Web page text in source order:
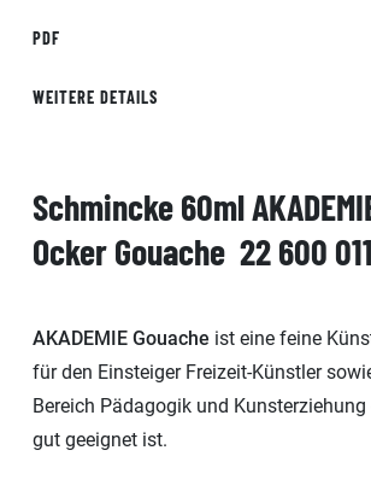
PDF
WEITERE DETAILS
Schmincke 60ml
Ocker Gouache 22 600 011
AKADEMIE Gouache ist eine feine
für den Einsteiger Freizeit-Künstler
Bereich Pädagogik und
gut geeignet ist.